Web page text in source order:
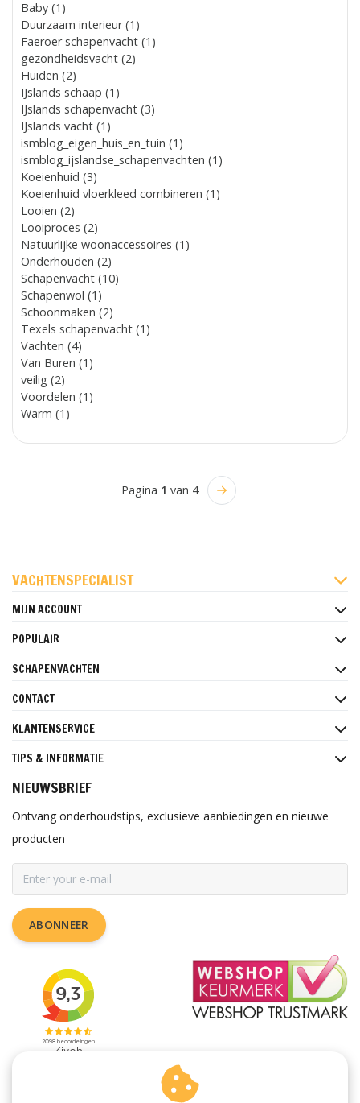
Baby (1)
Duurzaam interieur (1)
Faeroer schapenvacht (1)
gezondheidsvacht (2)
Huiden (2)
IJslands schaap (1)
IJslands schapenvacht (3)
IJslands vacht (1)
ismblog_eigen_huis_en_tuin (1)
ismblog_ijslandse_schapenvachten (1)
Koeienhuid (3)
Koeienhuid vloerkleed combineren (1)
Looien (2)
Looiproces (2)
Natuurlijke woonaccessoires (1)
Onderhouden (2)
Schapenvacht (10)
Schapenwol (1)
Schoonmaken (2)
Texels schapenvacht (1)
Vachten (4)
Van Buren (1)
veilig (2)
Voordelen (1)
Warm (1)
Pagina 1 van 4
VACHTENSPECIALIST
MIJN ACCOUNT
POPULAIR
SCHAPENVACHTEN
CONTACT
KLANTENSERVICE
TIPS & INFORMATIE
NIEUWSBRIEF
Ontvang onderhoudstips, exclusieve aanbiedingen en nieuwe
producten
ABONNEER